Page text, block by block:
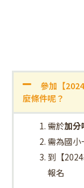
參加【
麼條件呢？
需於加分
需為國小
到【
報名